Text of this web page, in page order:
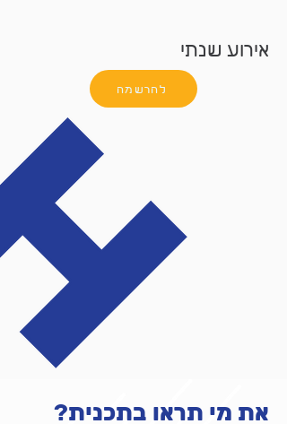
אירוע שנתי
להרשמה
את מי תראו בתכנית?